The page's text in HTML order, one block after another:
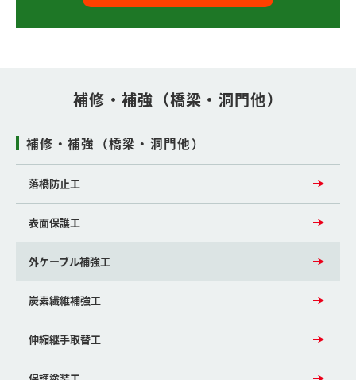
補修・補強（橋梁・洞門他）
補修・補強（橋梁・洞門他）
落橋防止工
表面保護工
外ケーブル補強工
炭素繊維補強工
伸縮継手取替工